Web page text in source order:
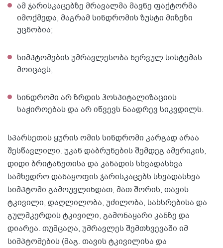
ამ ჯარისკაცებზე მრავალმა მავნე ფაქტორმა
იმოქმედა, მაგრამ სინდრომის ზუსტი მიზეზი
უცნობია;
სიმპტომების უმრავლესობა ნერვულ სისტემას
მოიცავს;
სინდრომი არ ზრდის ჰოსპიტალიზაციის
საჭიროებას და არ იწვევს ნაადრევ სიკვდილს.
სპარსეთის ყურის ომის სინდრომი კარგად არაა
შესწავლილი. უკან დაბრუნების შემდეგ ამერიკის,
დიდი ბრიტანეთისა და კანადის სხვადასხვა
სამხედრო დანაყოფის ჯარისკაცებს სხვადასხვა
სიმპტომი გამოუვლინდათ, მათ შორის, თავის
ტკივილი, დაღლილობა, უძილობა, სახსრებისა და
გულმკერდის ტკივილი, გამონაყარი კანზე და
დიარეა. თუმცაღა, უმრავლეს შემთხვევაში იმ
სიმპტომების (მაგ. თავის ტკივილისა და